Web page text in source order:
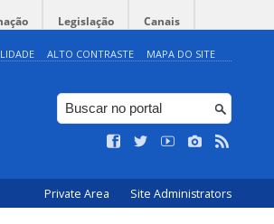
Legislação Canais
ALTO CONTRASTE MAPA DO SITE
Private Area Site Administrators